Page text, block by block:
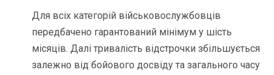
Для всіх категорій військовослужбовців
передбачено гарантований мінімум у шість
місяців. Далі тривалість відстрочки збільшується
залежно від бойового досвіду та загального часу